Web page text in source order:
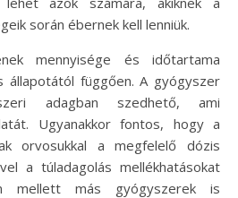
során ébernek kell lenniük.
mennyisége és időtartama
állapotától függően. A gyógyszer
adagban szedhető, ami
Ugyanakkor fontos, hogy a
orvosukkal a megfelelő dózis
a túladagolás mellékhatásokat
mellett más gyógyszerek is